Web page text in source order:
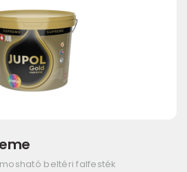
beltéri falfesték